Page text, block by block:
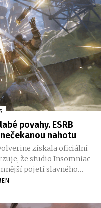
povahy. ESRB
nahotu
získala oficiální
že studio Insomniac
pojetí slavného
krev, vulgarismy i